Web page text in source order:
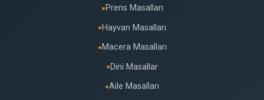
● Prens Masalları
● Hayvan Masalları
● Macera Masalları
● Dini Masallar
●Aile Masalları